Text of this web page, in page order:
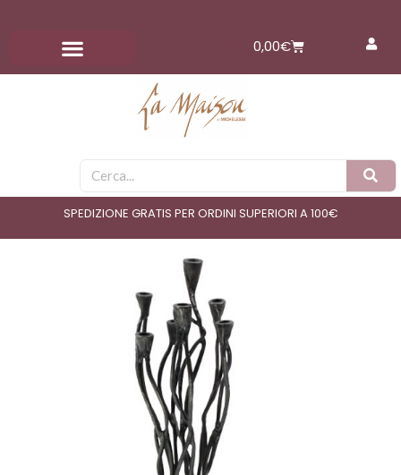
contenuto
0,00€Carrello
Cerca
SPEDIZIONE GRATIS PER ORDINI SUPERIORI A 100€